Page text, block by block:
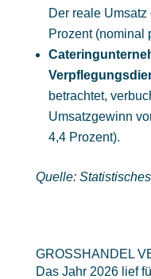
Der reale
Prozent (nominal
betrachtet,
Umsatzgewinn
4,4 Prozent).
Quelle:
GROSSHANDEL
Das Jahr 2026 lief